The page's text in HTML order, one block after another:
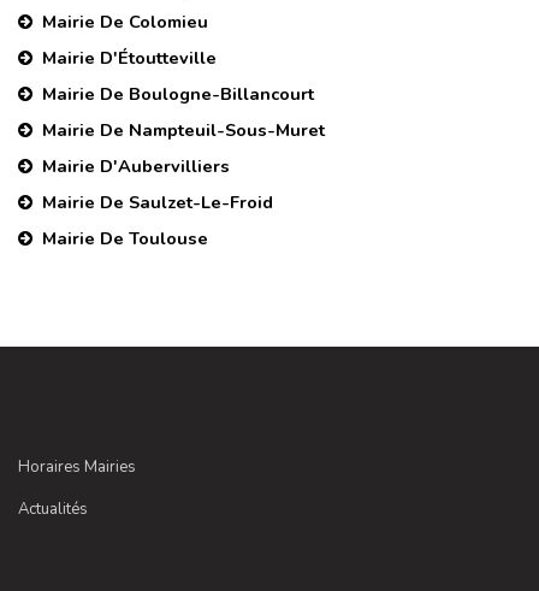
Mairie De Colomieu
Mairie D'Étoutteville
Mairie De Boulogne-Billancourt
Mairie De Nampteuil-Sous-Muret
Mairie D'Aubervilliers
Mairie De Saulzet-Le-Froid
Mairie De Toulouse
Horaires Mairies
Actualités